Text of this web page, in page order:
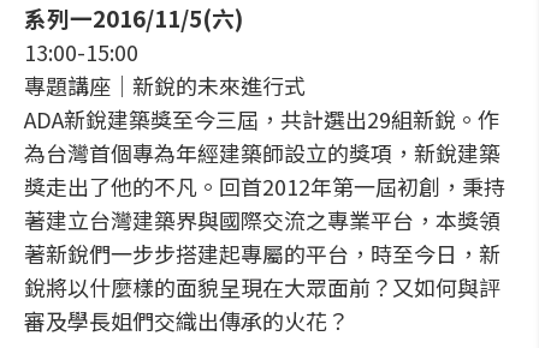
系列一2016/11/5(六)
13:00-15:00
專題講座│新銳的未來進行式
ADA新銳建築獎至今三屆，共計選出29組新銳。作
為台灣首個專為年經建築師設立的獎項，新銳建築
獎走出了他的不凡。回首2012年第一屆初創，秉持
著建立台灣建築界與國際交流之專業平台，本獎領
著新銳們一步步搭建起專屬的平台，時至今日，新
銳將以什麼樣的面貌呈現在大眾面前？又如何與評
審及學長姐們交織出傳承的火花？